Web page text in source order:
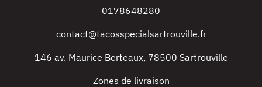
0178648280
contact@tacosspecialsartrouville.fr
146 av. Maurice Berteaux, 78500 Sartrouville
Zones de livraison